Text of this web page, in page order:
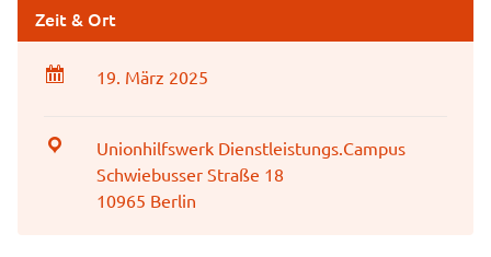
Zeit & Ort
19. März 2025
Unionhilfswerk Dienstleistungs.Campus
Schwiebusser Straße 18
10965 Berlin